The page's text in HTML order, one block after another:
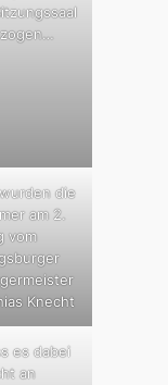
die
am 2.
vom
Knecht
es dabei
an